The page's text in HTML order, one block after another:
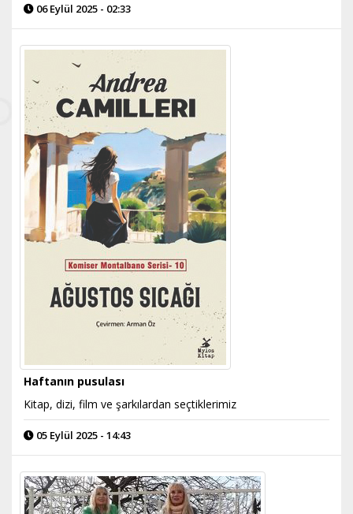
06 Eylül 2025 - 02:33
Haftanın pusulası
Kitap, dizi, film ve şarkılardan seçtiklerimiz
05 Eylül 2025 - 14:43